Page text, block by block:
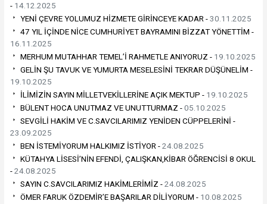
- 14.12.2025
YENİ ÇEVRE YOLUMUZ HİZMETE GİRİNCEYE KADAR -30.11.2025
47 YIL İÇİNDE NİCE CUMHURİYET BAYRAMINI BİZZAT YÖNETTİM -
16.11.2025
MERHUM MUTAHHAR TEMEL’İ RAHMETLE ANIYORUZ - 19.10.2025
GELİN ŞU TAVUK VE YUMURTA MESELESİNİ TEKRAR DÜŞÜNELİM -
19.10.2025
İLİMİZİN SAYIN MİLLETVEKİLLERİNE AÇIK MEKTUP - 19.10.2025
BÜLENT HOCA UNUTMAZ VE UNUTTURMAZ -05.10.2025
SEVGİLİ HAKİM VE C.SAVCILARIMIZ YENİDEN CÜPPELERİNİ -
23.09.2025
BEN İSTEMİYORUM HALKIMIZ İSTİYOR -24.08.2025
KÜTAHYA LİSESİ’NİN EFENDİ, ÇALIŞKAN,KİBAR ÖĞRENCİSİ 8 OKUL
-24.08.2025
SAYIN C.SAVCILARIMIZ HAKİMLERİMİZ -24.08.2025
ÖMER FARUK ÖZDEMİR’E BAŞARILAR DİLİYORUM - 10.08.2025